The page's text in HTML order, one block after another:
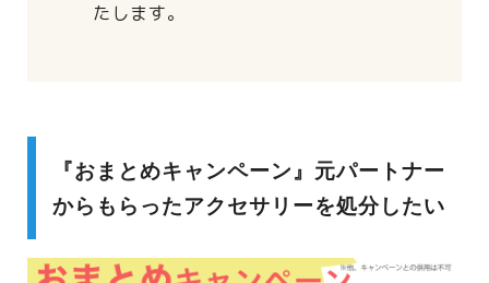
たします。
『おまとめキャンペーン』元パートナー
からもらったアクセサリーを処分したい